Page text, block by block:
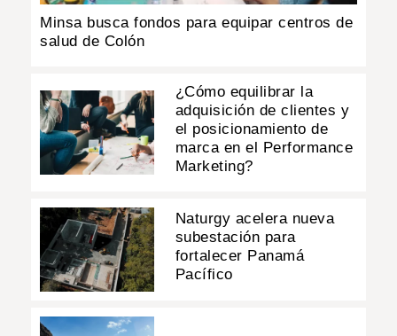
Minsa busca fondos para equipar centros de
salud de Colón
¿Cómo equilibrar la
adquisición de clientes y
el posicionamiento de
marca en el Performance
Marketing?
Naturgy acelera nueva
subestación para
fortalecer Panamá
Pacífico